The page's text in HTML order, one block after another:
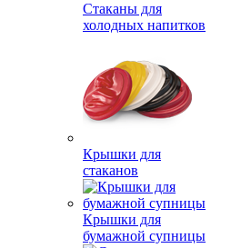
Стаканы для
холодных напитков
Крышки для
стаканов
Крышки для
бумажной супницы